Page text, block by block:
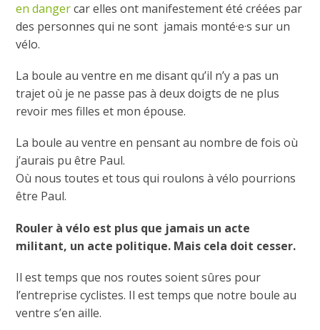
en dangercar elles ont manifestement été créées par
des personnes qui ne sont jamais monté·e·s sur un
vélo.
La boule au ventre en me disant qu’il n’y a pas un
trajet où je ne passe pas à deux doigts de ne plus
revoir mes filles et mon épouse.
La boule au ventre en pensant au nombre de fois où
j’aurais pu être Paul.
Où nous toutes et tous qui roulons à vélo pourrions
être Paul.
Rouler à vélo est plus que jamais un acte
militant, un acte politique. Mais cela doit cesser.
Il est temps que nos routes soient sûres pour
l’entreprise cyclistes. Il est temps que notre boule au
ventre s’en aille.